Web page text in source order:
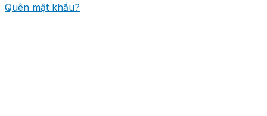
Quên mật khẩu?